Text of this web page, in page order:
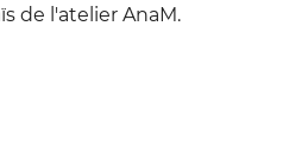
de l'atelier AnaM.